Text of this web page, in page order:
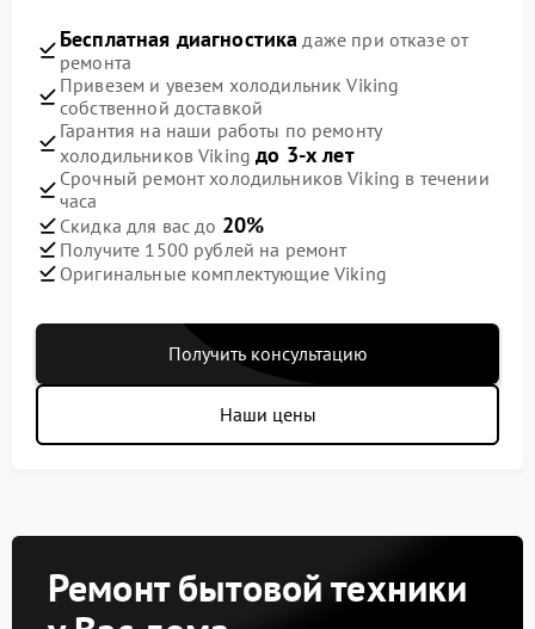
Бесплатная диагностика даже при отказе от
ремонта
Привезем и увезем холодильник Viking
собственной доставкой
Гарантия на наши работы по ремонту
холодильников Vikingдо 3-х лет
Срочный ремонт холодильников Viking в течении
часа
Скидка для вас до 20%
Получите 1500 рублей на ремонт
Оригинальные комплектующие Viking
Получить консультацию
Наши цены
Ремонт бытовой техники